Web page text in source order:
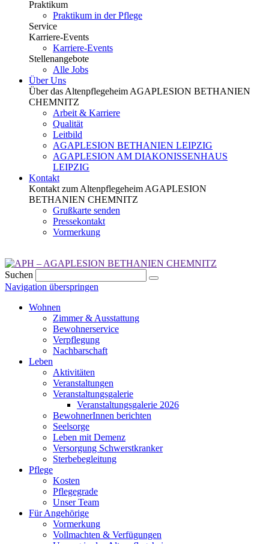
Praktikum
Praktikum in der Pflege
Service
Karriere-Events
Karriere-Events
Stellenangebote
Alle Jobs
Über Uns
Über das Altenpflegeheim AGAPLESION BETHANIEN
CHEMNITZ
Arbeit & Karriere
Qualität
Leitbild
AGAPLESION BETHANIEN LEIPZIG
AGAPLESION AM DIAKONISSENHAUS
LEIPZIG
Kontakt
Kontakt zum Altenpflegeheim AGAPLESION
BETHANIEN CHEMNITZ
Grußkarte senden
Pressekontakt
Vormerkung
Suchen
Navigation überspringen
Wohnen
Zimmer & Ausstattung
Bewohnerservice
Verpflegung
Nachbarschaft
Leben
Aktivitäten
Veranstaltungen
Veranstaltungsgalerie
Veranstaltungsgalerie 2026
BewohnerInnen berichten
Seelsorge
Leben mit Demenz
Versorgung Schwerstkranker
Sterbebegleitung
Pflege
Kosten
Pflegegrade
Unser Team
Für Angehörige
Vormerkung
Vollmachten & Verfügungen